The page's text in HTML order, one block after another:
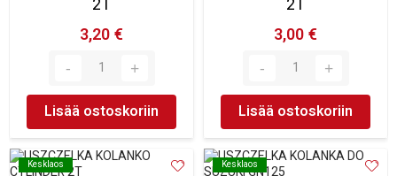
3,20 €
Lisää ostoskoriin
3,00 €
Lisää ostoskoriin
Kesklaos
Kesklaos Kesklaos
Kesklaos